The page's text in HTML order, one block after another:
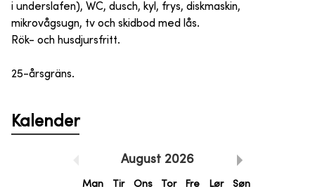
i underslafen), WC, dusch, kyl, frys, diskmaskin,
mikrovågsugn, tv och skidbod med lås.
Rök- och husdjursfritt.
25-årsgräns.
Kalender
August 2026
Man Tir Ons Tor Fre Lør Søn